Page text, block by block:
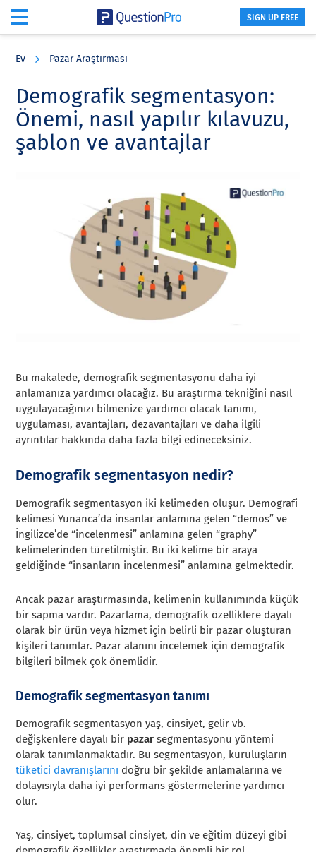
content
sidebar
SIGN UP FREE
Ev Pazar Araştırması
Demografik segmentasyon:
Önemi, nasıl yapılır kılavuzu,
şablon ve avantajlar
Bu makalede, demografik segmentasyonu daha iyi
anlamanıza yardımcı olacağız. Bu araştırma tekniğini nasıl
uygulayacağınızı bilmenize yardımcı olacak tanımı,
uygulaması, avantajları, dezavantajları ve daha ilgili
ayrıntılar hakkında daha fazla bilgi edineceksiniz.
Demografik segmentasyon nedir?
Demografik segmentasyon iki kelimeden oluşur. Demografi
kelimesi Yunanca’da insanlar anlamına gelen “demos” ve
İngilizce’de “incelenmesi” anlamına gelen “graphy”
kelimelerinden türetilmiştir. Bu iki kelime bir araya
geldiğinde “insanların incelenmesi” anlamına gelmektedir.
Ancak pazar araştırmasında, kelimenin kullanımında küçük
bir sapma vardır. Pazarlama, demografik özelliklere dayalı
olarak bir ürün veya hizmet için belirli bir pazar oluşturan
kişileri tanımlar. Pazar alanını incelemek için demografik
bilgileri bilmek çok önemlidir.
Demografik segmentasyon tanımı
Demografik segmentasyon yaş, cinsiyet, gelir vb.
değişkenlere dayalı bir pazar segmentasyonu yöntemi
olarak tanımlanmaktadır. Bu segmentasyon, kuruluşların
tüketici davranışlarını doğru bir şekilde anlamalarına ve
dolayısıyla daha iyi performans göstermelerine yardımcı
olur.
Yaş, cinsiyet, toplumsal cinsiyet, din ve eğitim düzeyi gibi